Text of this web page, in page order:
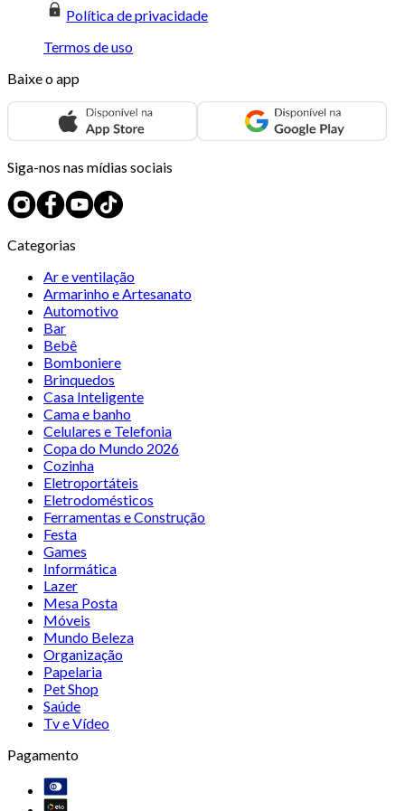
Política de privacidade
Termos de uso
Baixe o app
Siga-nos nas mídias sociais
Categorias
Ar e ventilação
Armarinho e Artesanato
Automotivo
Bar
Bebê
Bomboniere
Brinquedos
Casa Inteligente
Cama e banho
Celulares e Telefonia
Copa do Mundo 2026
Cozinha
Eletroportáteis
Eletrodomésticos
Ferramentas e Construção
Festa
Games
Informática
Lazer
Mesa Posta
Móveis
Mundo Beleza
Organização
Papelaria
Pet Shop
Saúde
Tv e Vídeo
Pagamento